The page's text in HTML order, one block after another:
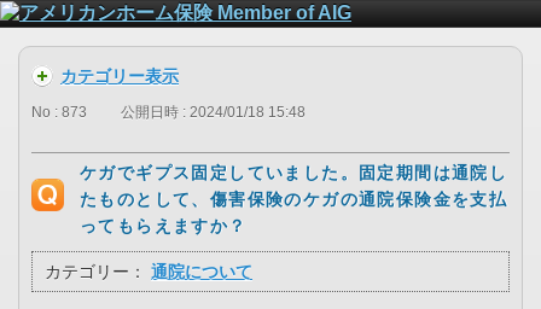
カテゴリー表示
No : 873 公開日時 : 2024/01/18 15:48
ケガでギプス固定していました。固定期間は通院し
たものとして、傷害保険のケガの通院保険金を支払
ってもらえますか？
カテゴリー： 通院について